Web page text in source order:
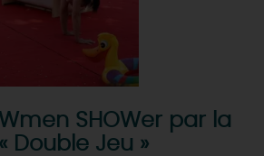
SHOWer par la
Double Jeu »